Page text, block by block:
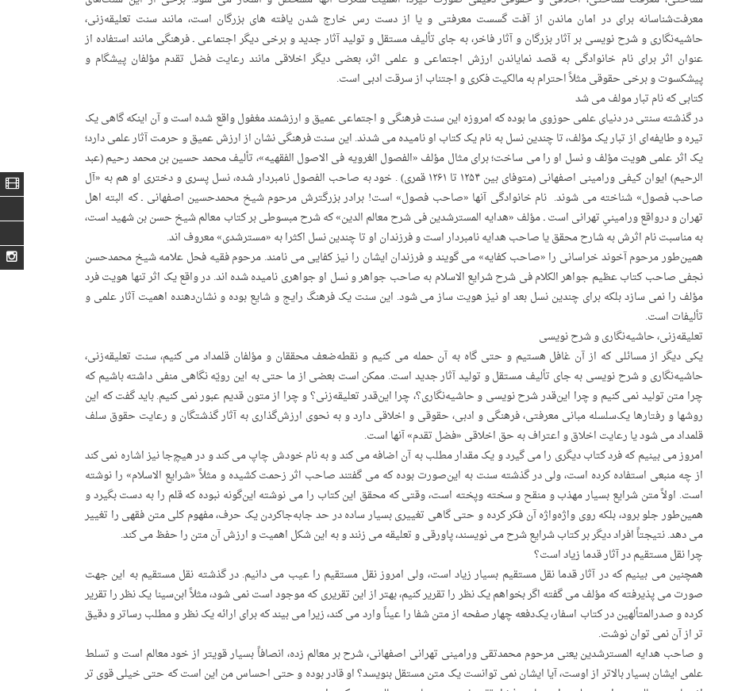
معرفت‌شناسانه برای در امان ماندن از آفت گسست معرفتی و یا از دست­ رس خارج شدن یافته های بزرگان است، مانند سنت تعلیقه‌زنی،
حاشیه‌نگاری و شرح ­نویسی بر آثار بزرگان و آثار فاخر، به جای تألیف مستقل و تولید آثار جدید و برخی دیگر اجتماعی ـ فرهنگی مانند استفاده از
عنوان اثر برای نام خانوادگی به قصد نمایاندن ارزش اجتماعی و علمی اثر، بعضی دیگر اخلاقی مانند رعایت فضل تقدم مؤلفان پیشگام و
پیشکسوت و برخی حقوقی مثلاً احترام به مالکیت فکری و اجتناب از سرقت ادبی است.
کتابی که نام تبار مولف می شد
در گذشته سنتی در دنیای علمی حوزوی ما بوده که امروزه این سنت فرهنگی و اجتماعی عمیق و ارزشمند مغفول واقع شده است و آن اینکه گاهی یک
تیره و طایفه‌ای از تبار یک مؤلف، تا چندین نسل به نام یک کتاب او نامیده می شدند. این سنت فرهنگی نشان از ارزش عمیق و حرمت آثار علمی دارد؛
یک اثر علمی هویت مؤلف و نسل او را می­ ساخت؛ برای مثال مؤلف «الفصول الغرویه فی الاصول الفقهیه»، تألیف محمد حسین بن محمد رحیم (عبد
الرحیم) ایوان کیفی ورامینی اصفهانی (متوفای بین ۱۲۵۴ تا ۱۲۶۱ قمری) . خود به صاحب الفصول نامبردار شده، نسل پسری و دختری او هم به «آل
صاحب فصول» شناخته می ­شوند. نام خانوادگی آنها «صاحب فصول» است! برادر بزرگترش مرحوم شیخ محمدحسین اصفهانی ـ که البته اهل
تهران و درواقع ورامینیِ تهرانی است ـ مؤلف «هدایه المسترشدین فی شرح معالم الدین» که شرح مبسوطی بر کتاب معالم شیخ حسن بن شهید است،
به مناسبت نام اثرش به شارح محقق یا صاحب هدایه نامبردار است و فرزندان او تا چندین نسل اکثرا به «مسترشدی» معروف اند.
همین‌طور مرحوم آخوند خراسانی را «صاحب کفایه» می گویند و فرزندان ایشان را نیز کفایی می ­نامند. مرحوم فقیه فحل علامه شیخ محمدحسن
نجفی صاحب کتاب عظیم جواهر الکلام فی شرح شرایع الاسلام به صاحب جواهر و نسل او جواهری نامیده شده اند. در واقع یک اثر تنها هویت فرد
مؤلف را نمی سازد بلکه برای چندین نسل بعد او نیز هویت ­ساز می شود. این سنت یک فرهنگ رایج و شایع بوده و نشان‌دهنده‌ اهمیت آثار علمی و
تألیفات است.
تعلیقه‌زنی، حاشیه‌نگاری و شرح ­نویسی
یکی دیگر از مسائلی که از آن غافل هستیم و حتی گاه به آن حمله می کنیم و نقطه‌ضعف محققان و مؤلفان قلمداد می کنیم، سنت تعلیقه‌زنی،
حاشیه‌نگاری و شرح ­نویسی به جای تألیف مستقل و تولید آثار جدید است. ممکن است بعضی از ما حتی به این رویّه نگاهی منفی داشته باشیم که
چرا متن تولید نمی کنیم و چرا این‌قدر شرح ­نویسی و حاشیه‌نگاری؟، چرا این‌قدر تعلیقه‌زنی؟ و چرا از متون قدیم عبور نمی کنیم. باید گفت که این
روشها و رفتارها یک‌سلسله مبانی معرفتی، فرهنگی و ادبی، حقوقی و اخلاقی دارد و به نحوی ارزش‌گذاری به آثار گذشتگان و رعایت حقوق سلف
قلمداد می شود یا رعایت اخلاق و اعتراف به حق اخلاقی «فضل تقدم» آنها است.
امروز می بینیم که فرد کتاب دیگری را می گیرد و یک مقدار مطلب به آن اضافه می کند و به نام خودش چاپ می کند و در هیچ‌جا نیز اشاره نمی کند
از چه منبعی استفاده کرده است، ولی در گذشته سنت به این‌صورت بوده که می گفتند صاحب اثر زحمت کشیده و مثلاً «شرایع الاسلام» را نوشته
است. اولاً متن شرایع بسیار مهذب و منقح و سخته وپخته است، وقتی که محقق این کتاب را می نوشته این‌گونه نبوده که قلم را به دست بگیرد و
همین‌طور جلو برود، بلکه روی واژه‌واژه‌ آن فکر کرده و حتی گاهی تغییری بسیار ساده در حد جابه‌جاکردن یک حرف، مفهوم کلی متن فقهی را تغییر
می دهد. نتیجتاً افراد دیگر بر کتاب شرایع شرح می نویسند، پاورقی و تعلیقه می زنند و به این شکل اهمیت و ارزش آن متن را حفظ می کند.
چرا نقل مستقیم در آثار قدما زیاد است؟
همچنین می بینیم که در آثار قدما نقل مستقیم بسیار زیاد است، ولی امروز نقل مستقیم را عیب می دانیم. در گذشته نقل مستقیم به این جهت
صورت می پذیرفته که مؤلف می گفته اگر بخواهم یک نظر را تقریر کنیم، بهتر از این تقریری که موجود است نمی شود، مثلاً ابن‌سینا یک نظر را تقریر
کرده و صدرالمتألهین در کتاب اسفار، یک‌دفعه چهار صفحه از متن شفا را عیناً وارد می کند، زیرا می بیند که برای ارائه یک نظر و مطلب رساتر و دقیق
تر از آن نمی توان نوشت.
و صاحب هدایه المسترشدین یعنی مرحوم محمدتقی ورامینی تهرانی اصفهانی، شرح بر معالم زده‌، انصافاً بسیار قویتر از خود معالم است و تسلط
علمی ایشان بسیار بالاتر از اوست، آیا ایشان نمی توانست یک متن مستقل بنویسد؟ او قادر بوده و حتی احساس من این است که حتی خیلی قوی تر
WordPress Carousel Free Version
حریت و مدارات